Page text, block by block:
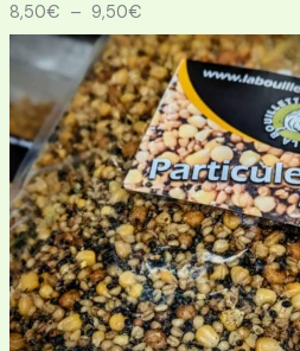
8,50€ – 9,50€